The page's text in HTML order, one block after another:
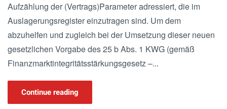
Aufzählung der (Vertrags)Parameter adressiert, die im
Auslagerungsregister einzutragen sind. Um dem
abzuhelfen und zugleich bei der Umsetzung dieser neuen
gesetzlichen Vorgabe des 25 b Abs. 1 KWG (gemäß
Finanzmarktintegritätsstärkungsgesetz –...
Continue reading